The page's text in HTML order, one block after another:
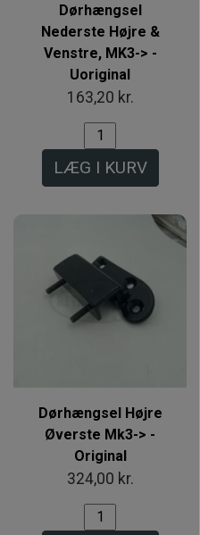
Dørhængsel
Nederste Højre &
Venstre, MK3-> -
Uoriginal
163,20 kr.
LÆG I KURV
Dørhængsel Højre
Øverste Mk3-> -
Original
324,00 kr.